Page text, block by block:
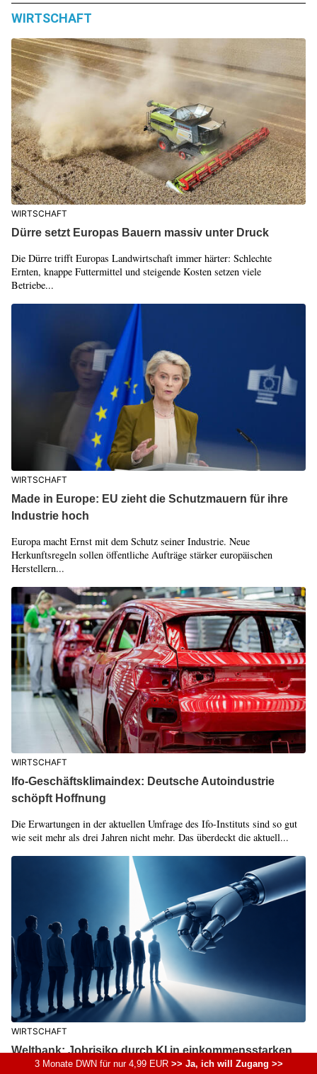
WIRTSCHAFT
WIRTSCHAFT
Dürre setzt Europas Bauern massiv unter Druck
Die Dürre trifft Europas Landwirtschaft immer härter: Schlechte
Ernten, knappe Futtermittel und steigende Kosten setzen viele
Betriebe...
WIRTSCHAFT
Made in Europe: EU zieht die Schutzmauern für ihre
Industrie hoch
Europa macht Ernst mit dem Schutz seiner Industrie. Neue
Herkunftsregeln sollen öffentliche Aufträge stärker europäischen
Herstellern...
WIRTSCHAFT
Ifo-Geschäftsklimaindex: Deutsche Autoindustrie
schöpft Hoffnung
Die Erwartungen in der aktuellen Umfrage des Ifo-Instituts sind so gut
wie seit mehr als drei Jahren nicht mehr. Das überdeckt die aktuell...
WIRTSCHAFT
Weltbank: Jobrisiko durch KI in einkommensstarken
Ländern höher
3 Monate DWN für nur 4,99 EUR>> Ja, ich will Zugang >>